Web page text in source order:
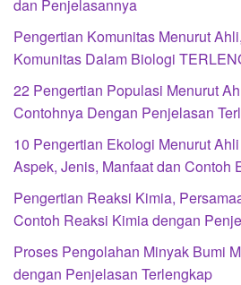
dan Penjelasannya
Pengertian Komunitas Menurut
Komunitas Dalam Biologi
22 Pengertian Populasi Menurut
Contohnya Dengan Penjelasan
10 Pengertian Ekologi Menurut
Aspek, Jenis, Manfaat dan Contoh
Pengertian Reaksi Kimia,
Contoh Reaksi Kimia dengan
Proses Pengolahan Minyak Bumi
dengan Penjelasan Terlengkap